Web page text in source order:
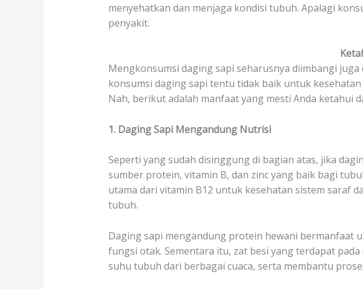
menyehatkan dan menjaga kondisi tubuh. Apalagi
penyakit.
Mengkonsumsi daging sapi seharusnya diimbangi
konsumsi daging sapi tentu tidak baik untuk
Nah, berikut adalah manfaat yang mesti Anda ketahui
1. Daging Sapi Mengandung Nutrisi
Seperti yang sudah disinggung di bagian atas, jika
sumber protein, vitamin B, dan zinc yang baik bagi
utama dari vitamin B12 untuk kesehatan sistem saraf
tubuh.
Daging sapi mengandung protein hewani bermanfaat
fungsi otak. Sementara itu, zat besi yang terdapat
suhu tubuh dari berbagai cuaca, serta membantu